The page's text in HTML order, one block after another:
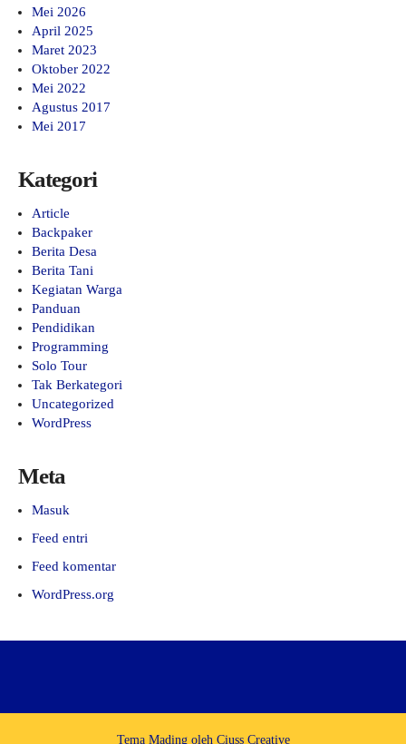
Mei 2026
April 2025
Maret 2023
Oktober 2022
Mei 2022
Agustus 2017
Mei 2017
Kategori
Article
Backpaker
Berita Desa
Berita Tani
Kegiatan Warga
Panduan
Pendidikan
Programming
Solo Tour
Tak Berkategori
Uncategorized
WordPress
Meta
Masuk
Feed entri
Feed komentar
WordPress.org
Tema Mading oleh Ciuss Creative